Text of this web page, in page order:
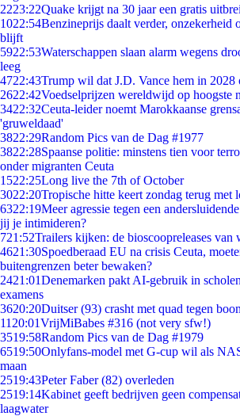
2223:22Quake krijgt na 30 jaar een gratis
1022:54Benzineprijs daalt verder, onzekerheid
blijft
5922:53Waterschappen slaan alarm wegens
leeg
4722:43Trump wil dat J.D. Vance hem in 2028
2622:42Voedselprijzen wereldwijd op hoogste
3422:32Ceuta-leider noemt Marokkaanse
'gruweldaad'
3822:29Random Pics van de Dag #1977
3822:28Spaanse politie: minstens tien voor
onder migranten Ceuta
1522:25Long live the 7th of October
3022:20Tropische hitte keert zondag terug met
6322:19Meer agressie tegen een
jij je intimideren?
721:52Trailers kijken: de bioscoopreleases van
4621:30Spoedberaad EU na crisis Ceuta,
buitengrenzen beter bewaken?
2421:01Denemarken pakt AI-gebruik in
examens
3620:20Duitser (93) crasht met quad tegen
11 20:01VrijMiBabes #316 (not very sfw!)
3519:58Random Pics van de Dag #1979
6519:50Onlyfans-model met G-cup wil als
maan
2519:43Peter Faber (82) overleden
2519:14Kabinet geeft bedrijven geen
laagwater